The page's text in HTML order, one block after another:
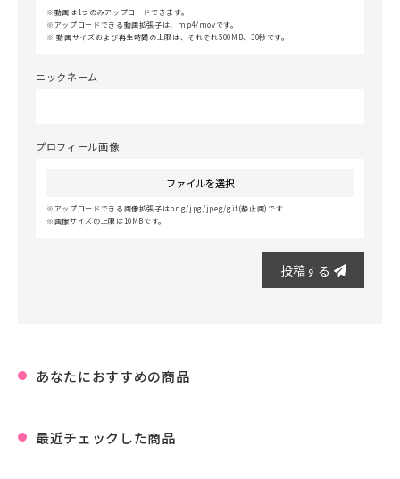
動画は1つのみアップロードできます。
アップロードできる動画拡張子は、mp4/movです。
動画サイズおよび再生時間の上限は、それぞれ500MB、30秒です。
ニックネーム
プロフィール画像
ファイルを選択
アップロードできる画像拡張子はpng/jpg/jpeg/gif(静止画)です
画像サイズの上限は10MBです。
投稿する
あなたにおすすめの商品
最近チェックした商品